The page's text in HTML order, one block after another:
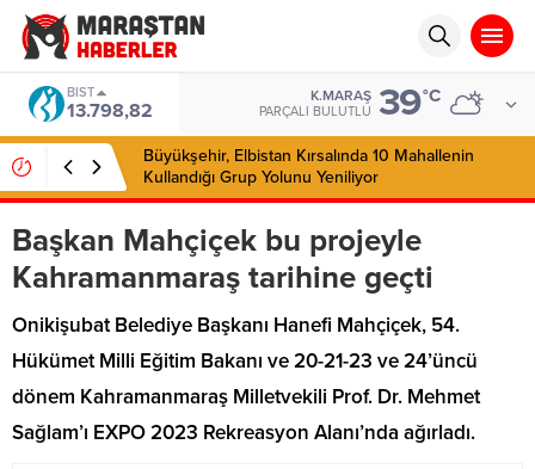
BIST
13.798,82
K.MARAŞ
PARÇALI BULUTLU 39°C
Büyükşehir, Elbistan Kırsalında 10 Mahallenin
Kullandığı Grup Yolunu Yeniliyor
Başkan Mahçiçek bu projeyle
Kahramanmaraş tarihine geçti
Onikişubat Belediye Başkanı Hanefi Mahçiçek, 54.
Hükümet Milli Eğitim Bakanı ve 20-21-23 ve 24’üncü
dönem Kahramanmaraş Milletvekili Prof. Dr. Mehmet
Sağlam’ı EXPO 2023 Rekreasyon Alanı’nda ağırladı.